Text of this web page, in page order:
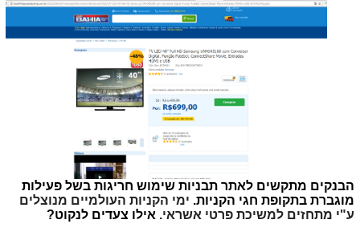
הבנקים מתקשים לאתר תבניות שימוש חריגות בשל פעילות
מוגברת בתקופת חגי הקניות. ימי הקניות העולמיים מנוצלים
ע"י מתחזים למשיכת פרטי אשראי. אילו צעדים לנקוט?